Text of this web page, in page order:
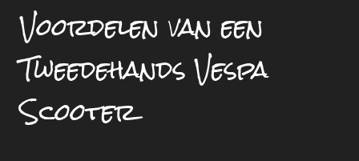
Voordelen van een
Tweedehands Vespa
Scooter